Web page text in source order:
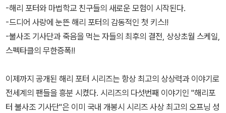
-해리 포터와 마법학교 친구들의 새로운 모험이 시작된다.
-드디어 사랑에 눈뜬 해리 포터의 감동적인 첫 키스!!
-불사조 기사단과 죽음을 먹는 자들의 최후의 결전, 상상초월 스케일,
스펙타클의 무한증폭!!
이제까지 공개된 해리 포터 시리즈는 항상 최고의 상상력과 이야기로
전세계의 팬들을 흥분 시켰다. 시리즈의 다섯번째 이야기인 "해리포
터 불사조 기사단"은 이미 국내 개봉시 시리즈 사상 최고의 오프닝 성